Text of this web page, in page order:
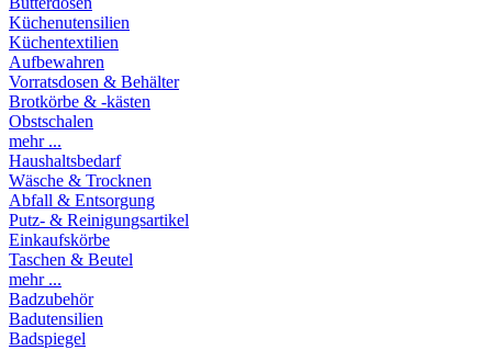
Küchenutensilien
Küchentextilien
Aufbewahren
Vorratsdosen & Behälter
Brotkörbe & -kästen
Obstschalen
mehr ...
Haushaltsbedarf
Wäsche & Trocknen
Abfall & Entsorgung
Putz- & Reinigungsartikel
Einkaufskörbe
Taschen & Beutel
mehr ...
Badzubehör
Badutensilien
Badspiegel